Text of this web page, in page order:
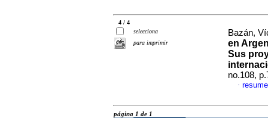
4 / 4
selecciona
para imprimir
Bazán,
en
Sus
no.108,
·
página 1 de 1